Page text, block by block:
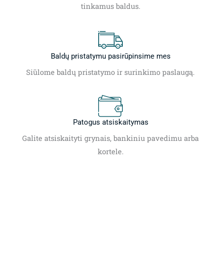
tinkamus baldus.
Baldų pristatymu pasirūpinsime mes
Siūlome baldų pristatymo ir surinkimo paslaugą.
Patogus atsiskaitymas
Galite atsiskaityti grynais, bankiniu pavedimu arba
kortele.